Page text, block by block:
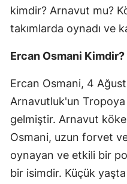
kimdir? Arnavut mu?
takımlarda oynadı ve
Ercan Osmani Kimdir?
Ercan Osmani, 4
Arnavutluk'un
gelmiştir. Arnavut
Osmani, uzun forvet
oynayan ve etkili bir
bir isimdir. Küçük